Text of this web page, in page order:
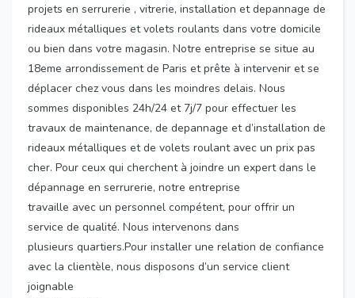
projets en serrurerie , vitrerie, installation et depannage de
rideaux métalliques et volets roulants dans votre domicile
ou bien dans votre magasin. Notre entreprise se situe au
18eme arrondissement de Paris et prête à intervenir et se
déplacer chez vous dans les moindres delais. Nous
sommes disponibles 24h/24 et 7j/7 pour effectuer les
travaux de maintenance, de depannage et d’installation de
rideaux métalliques et de volets roulant avec un prix pas
cher. Pour ceux qui cherchent à joindre un expert dans le
dépannage en serrurerie, notre entreprise
travaille avec un personnel compétent, pour offrir un
service de qualité. Nous intervenons dans
plusieurs quartiers.Pour installer une relation de confiance
avec la clientèle, nous disposons d’un service client
joignable